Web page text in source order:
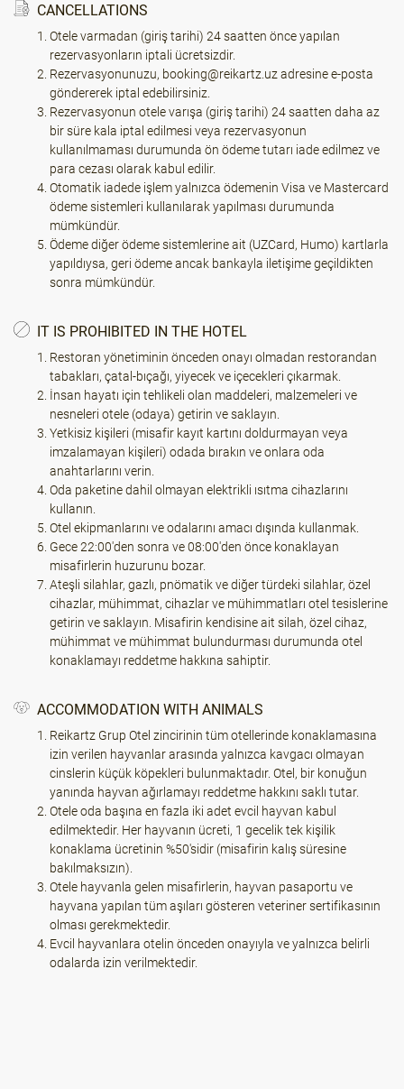
CANCELLATIONS
Otele varmadan (giriş tarihi) 24 saatten önce yapılan
rezervasyonların iptali ücretsizdir.
Rezervasyonunuzu, booking@reikartz.uz adresine e-posta
göndererek iptal edebilirsiniz.
Rezervasyonun otele varışa (giriş tarihi) 24 saatten daha az
bir süre kala iptal edilmesi veya rezervasyonun
kullanılmaması durumunda ön ödeme tutarı iade edilmez ve
para cezası olarak kabul edilir.
Otomatik iadede işlem yalnızca ödemenin Visa ve Mastercard
ödeme sistemleri kullanılarak yapılması durumunda
mümkündür.
Ödeme diğer ödeme sistemlerine ait (UZCard, Humo) kartlarla
yapıldıysa, geri ödeme ancak bankayla iletişime geçildikten
sonra mümkündür.
IT IS PROHIBITED IN THE HOTEL
Restoran yönetiminin önceden onayı olmadan restorandan
tabakları, çatal-bıçağı, yiyecek ve içecekleri çıkarmak.
İnsan hayatı için tehlikeli olan maddeleri, malzemeleri ve
nesneleri otele (odaya) getirin ve saklayın.
Yetkisiz kişileri (misafir kayıt kartını doldurmayan veya
imzalamayan kişileri) odada bırakın ve onlara oda
anahtarlarını verin.
Oda paketine dahil olmayan elektrikli ısıtma cihazlarını
kullanın.
Otel ekipmanlarını ve odalarını amacı dışında kullanmak.
Gece 22:00'den sonra ve 08:00'den önce konaklayan
misafirlerin huzurunu bozar.
Ateşli silahlar, gazlı, pnömatik ve diğer türdeki silahlar, özel
cihazlar, mühimmat, cihazlar ve mühimmatları otel tesislerine
getirin ve saklayın. Misafirin kendisine ait silah, özel cihaz,
mühimmat ve mühimmat bulundurması durumunda otel
konaklamayı reddetme hakkına sahiptir.
ACCOMMODATION WITH ANIMALS
Reikartz Grup Otel zincirinin tüm otellerinde konaklamasına
izin verilen hayvanlar arasında yalnızca kavgacı olmayan
cinslerin küçük köpekleri bulunmaktadır. Otel, bir konuğun
yanında hayvan ağırlamayı reddetme hakkını saklı tutar.
Otele oda başına en fazla iki adet evcil hayvan kabul
edilmektedir. Her hayvanın ücreti, 1 gecelik tek kişilik
konaklama ücretinin %50'sidir (misafirin kalış süresine
bakılmaksızın).
Otele hayvanla gelen misafirlerin, hayvan pasaportu ve
hayvana yapılan tüm aşıları gösteren veteriner sertifikasının
olması gerekmektedir.
Evcil hayvanlara otelin önceden onayıyla ve yalnızca belirli
odalarda izin verilmektedir.